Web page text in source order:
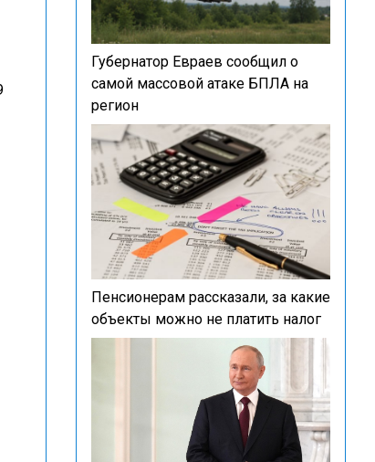
Губернатор Евраев сообщил о
самой массовой атаке БПЛА на
регион
Пенсионерам рассказали, за какие
объекты можно не платить налог